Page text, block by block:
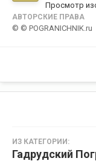
Просмотр
АВТОРСКИЕ ПРАВА
© © POGRANICHNIK.ru
ИЗ КАТЕГОРИИ:
Гадрудский